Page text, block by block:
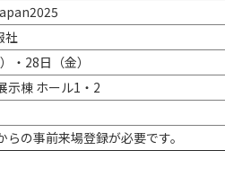
社
・28日（金）
示棟 ホール1・2
の事前来場登録が必要です。